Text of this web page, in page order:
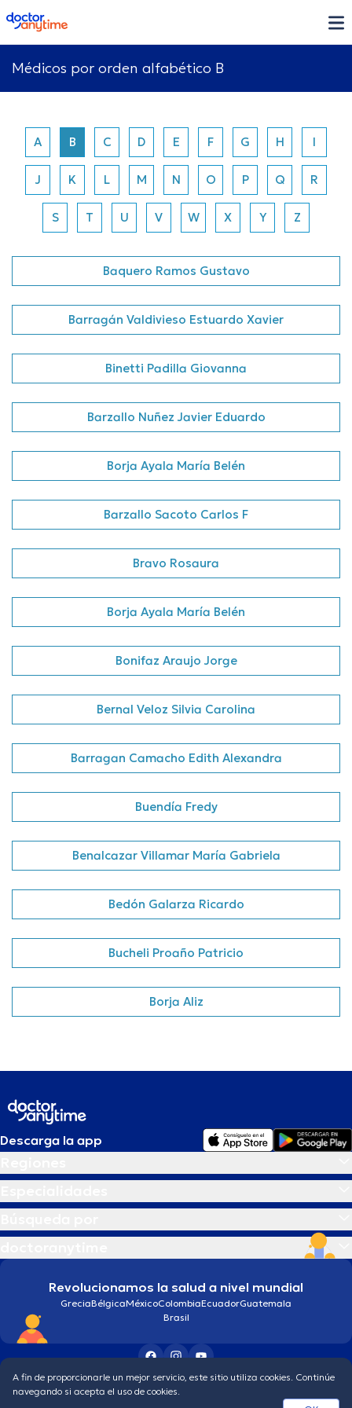
doctoranytime
Médicos por orden alfabético B
A B C D E F G H I
J K L M N O P Q R
S T U V W X Y Z
Baquero Ramos Gustavo
Barragán Valdivieso Estuardo Xavier
Binetti Padilla Giovanna
Barzallo Nuñez Javier Eduardo
Borja Ayala María Belén
Barzallo Sacoto Carlos F
Bravo Rosaura
Borja Ayala María Belén
Bonifaz Araujo Jorge
Bernal Veloz Silvia Carolina
Barragan Camacho Edith Alexandra
Buendía Fredy
Benalcazar Villamar María Gabriela
Bedón Galarza Ricardo
Bucheli Proaño Patricio
Borja Aliz
Descarga la app
Revolucionamos la salud a nivel mundial
GreciaBélgicaMéxicoColombiaEcuadorGuatemala
Brasil
Condiciones generales
Política de protección de los datos personales
A fin de proporcionarle un mejor servicio, este sitio utiliza cookies. Continúe
navegando si acepta el uso de cookies.